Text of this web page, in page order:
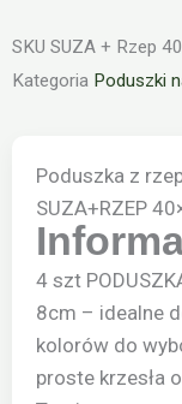
komplet
4
SKU SUZA + Rzep
Kategoria Poduszki
Poduszka z
SUZA+RZEP
4 szt
8cm – idealne
kolorów do
proste krzesła